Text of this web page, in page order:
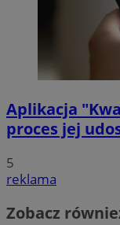
Aplikacja
proces jej
5
reklama
Zobacz